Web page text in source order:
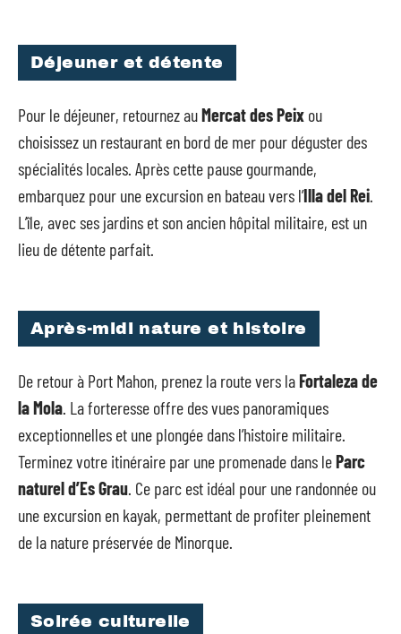
Déjeuner et détente
Pour le déjeuner, retournez auMercat des Peix ou
choisissez un restaurant en bord de mer pour déguster des
spécialités locales. Après cette pause gourmande,
embarquez pour une excursion en bateau vers l’Illa del Rei
L’île, avec ses jardins et son ancien hôpital militaire, est un
lieu de détente parfait.
Après-midi nature et histoire
De retour à Port Mahon, prenez la route vers laFortaleza de
la Mola . La forteresse offre des vues panoramiques
exceptionnelles et une plongée dans l’histoire militaire.
Terminez votre itinéraire par une promenade dans leParc
naturel d’Es Grau . Ce parc est idéal pour une randonnée ou
une excursion en kayak, permettant de profiter pleinement
de la nature préservée de Minorque.
Soirée culturelle